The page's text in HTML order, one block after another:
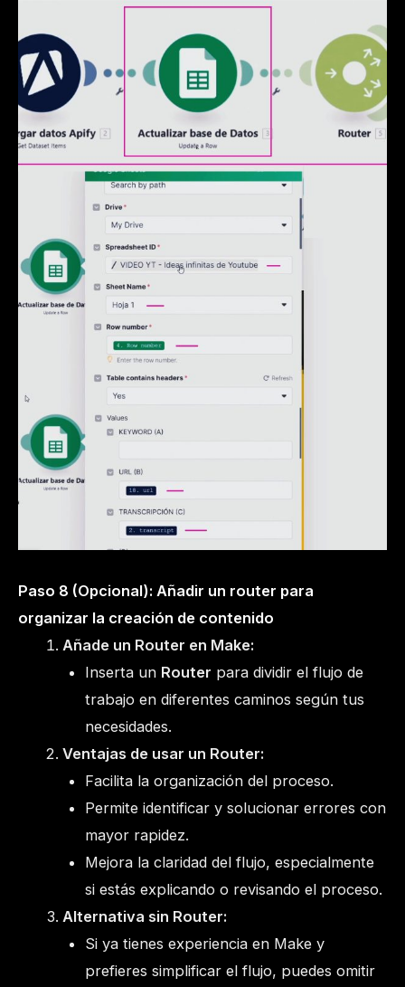
Paso 8 (Opcional): Añadir un router para
organizar la creación de contenido
Añade un Router en Make:
Inserta un Router para dividir el flujo de
trabajo en diferentes caminos según tus
necesidades.
Ventajas de usar un Router:
Facilita la organización del proceso.
Permite identificar y solucionar errores con
mayor rapidez.
Mejora la claridad del flujo, especialmente
si estás explicando o revisando el proceso.
Alternativa sin Router:
Si ya tienes experiencia en Make y
prefieres simplificar el flujo, puedes omitir